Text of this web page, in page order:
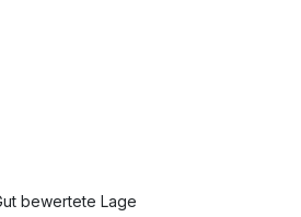
bewertete Lage